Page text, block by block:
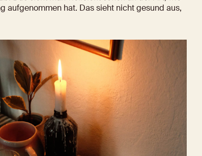
aufgenommen hat. Das sieht nicht gesund aus,